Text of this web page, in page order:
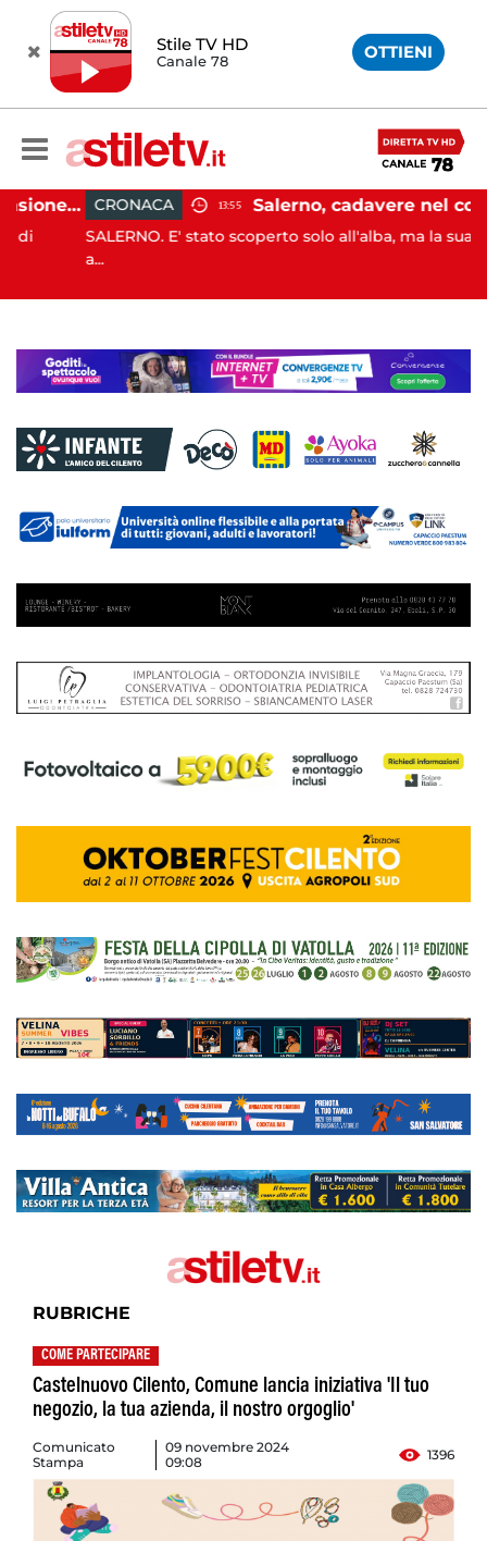
Stile TV HD
Canale 78 OTTIENI
Capaccio Paestum, evasione tassa di soggiorno: scoperte 49 strutture fantasma, elevate 132 sanzioni CRONACA 13:55 Salerno, cadavere nel cortile di un palazzo: indaga la Polizia
SALERNO. E' stato scoperto solo all'alba, ma la sua morte
RUBRICHE
COME PARTECIPARE
Castelnuovo Cilento, Comune lancia iniziativa 'Il tuo
negozio, la tua azienda, il nostro orgoglio'
Comunicato
Stampa
09 novembre 2024
09:08
1396